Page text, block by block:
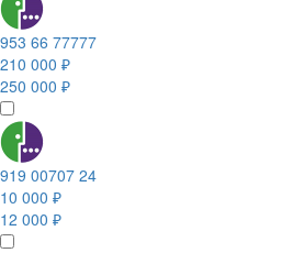
953 66 77777
210 000 ₽
250 000 ₽
919 00707 24
10 000 ₽
12 000 ₽